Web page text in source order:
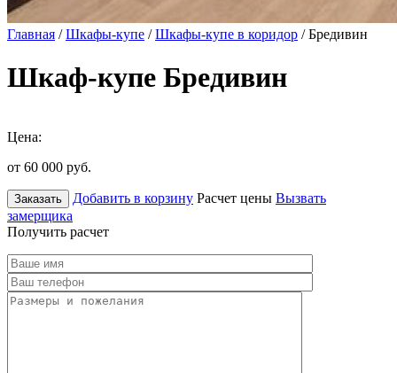
Главная /Шкафы-купе /Шкафы-купе в коридор / Бредивин
Шкаф-купе Бредивин
Цена:
от 60 000 руб.
Заказать Добавить в корзину Расчет цены Вызвать
замерщика
Получить расчет